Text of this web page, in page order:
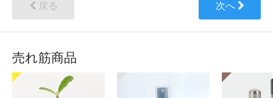
戻る 次へ
売れ筋商品